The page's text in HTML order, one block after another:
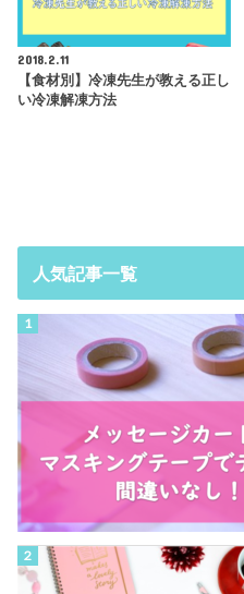
2018.2.11
【食材別】冷凍先生が教える正し
い冷凍解凍方法
人気記事一覧